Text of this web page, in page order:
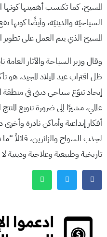
المسيح، كما تكتسب أهميتها كونها
السياحيّة والدينيّة، وأيضًا كونها
المسيح الذي يتم العمل على تطوير
وقال وزير السياحة والآثار العامة
ظل اقتراب عيد الميلاد المجيد،
إيجاد تنوّع سياحي ديني في
عالمي، مشيرًا إلى ضرورة تنويع
أفكار إبداعية وأماكن نادرة
لجذب السواح والزائرين، قائلاً
تاريخية وطبيعية وعلاجية ودينية لا